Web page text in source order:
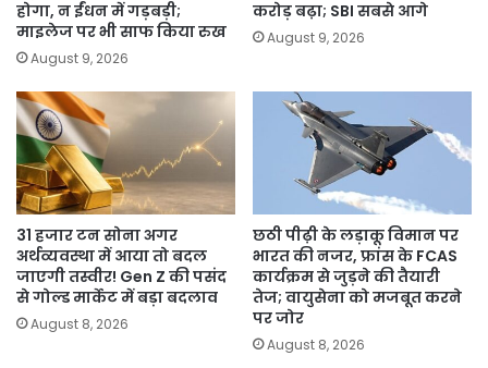
होगा, न ईंधन में गड़बड़ी;
माइलेज पर भी साफ किया रुख
August 9, 2026
करोड़ बढ़ा; SBI सबसे आगे
August 9, 2026
31 हजार टन सोना अगर
अर्थव्यवस्था में आया तो बदल
जाएगी तस्वीर! Gen Z की पसंद
से गोल्ड मार्केट में बड़ा बदलाव
August 8, 2026
छठी पीढ़ी के लड़ाकू विमान पर
भारत की नजर, फ्रांस के FCAS
कार्यक्रम से जुड़ने की तैयारी
तेज; वायुसेना को मजबूत करने
पर जोर
August 8, 2026